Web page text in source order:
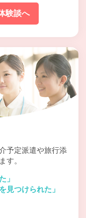
験談へ
予定派遣や旅行添
す。
」
見つけられた」